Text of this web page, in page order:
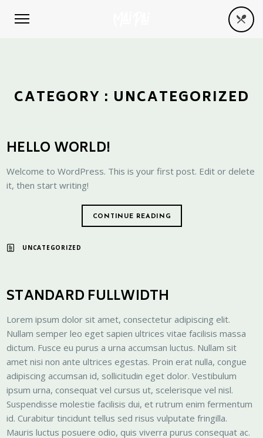
CATEGORY : UNCATEGORIZED
HELLO WORLD!
Welcome to WordPress. This is your first post. Edit or delete
it, then start writing!
CONTINUE READING
UNCATEGORIZED
STANDARD FULLWIDTH
Lorem ipsum dolor sit amet, consectetur adipiscing elit.
Nullam semper leo eget sapien ultrices vitae facilisis massa
dictum. Fusce eu purus a urna accumsan luctus. Nullam sit
amet nisi non ante ultrices egestas. Proin erat nulla, congue
adipiscing accumsan id, sollicitudin eget dolor. Vestibulum
ipsum urna, consequat vel cursus ut, scelerisque vel nisl.
Suspendisse molestie facilisis dui, et rutrum enim fermentum
id. Curabitur tincidunt tellus sed risus vulputate fringilla.
Mauris luctus posuere odio, quis viverra purus consequat ac.